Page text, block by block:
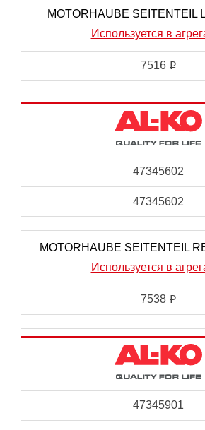
MOTORHAUBE SEITENTEIL
Используется в
7516 i
47345602
47345602
MOTORHAUBE SEITENTEIL
Используется в
7538 i
47345901